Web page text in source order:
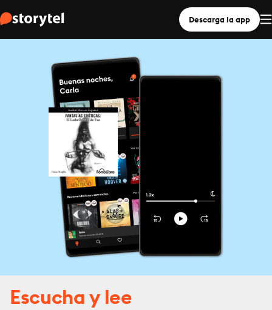
Descarga la app
Escucha y lee